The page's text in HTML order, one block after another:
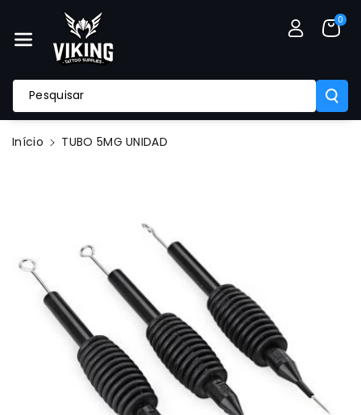
A O Conte
Údo
Pesquisar
0
Início TUBO 5MG UNIDAD
Saltar Para